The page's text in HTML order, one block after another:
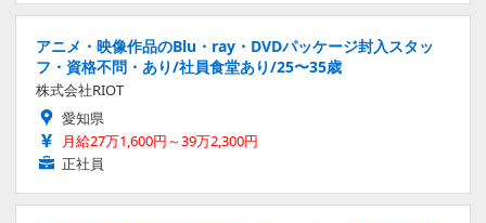
アニメ・映像作品のBlu・ray・DVDパッケージ封入スタッ
フ・資格不問・あり/社員食堂あり/25〜35歳
株式会社RIOT
愛知県
月給27万1,600円～39万2,300円
正社員